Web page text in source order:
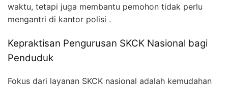
waktu, tetapi juga membantu pemohon tidak perlu
mengantri di kantor polisi .
Kepraktisan Pengurusan SKCK Nasional bagi
Penduduk
Fokus dari layanan SKCK nasional adalah kemudahan